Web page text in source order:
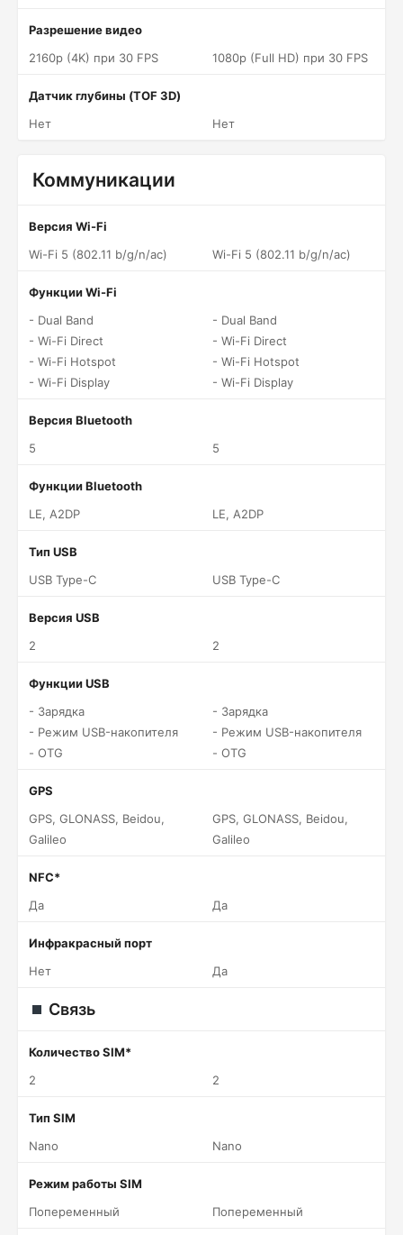
Разрешение видео
2160p (4K) при 30 FPS
1080p (Full HD) при 30 FPS
Датчик глубины (TOF 3D)
Нет
Нет
Коммуникации
Версия Wi-Fi
Wi-Fi 5 (802.11 b/g/n/ac)
Wi-Fi 5 (802.11 b/g/n/ac)
Функции Wi-Fi
- Dual Band
- Wi-Fi Direct
- Wi-Fi Hotspot
- Wi-Fi Display
- Dual Band
- Wi-Fi Direct
- Wi-Fi Hotspot
- Wi-Fi Display
Версия Bluetooth
5
5
Функции Bluetooth
LE, A2DP
LE, A2DP
Тип USB
USB Type-C
USB Type-C
Версия USB
2
2
Функции USB
- Зарядка
- Режим USB-накопителя
- OTG
- Зарядка
- Режим USB-накопителя
- OTG
GPS
GPS, GLONASS, Beidou,
Galileo
GPS, GLONASS, Beidou,
Galileo
NFC*
Да
Да
Инфракрасный порт
Нет
Да
Связь
Количество SIM*
2
2
Тип SIM
Nano
Nano
Режим работы SIM
Попеременный
Попеременный